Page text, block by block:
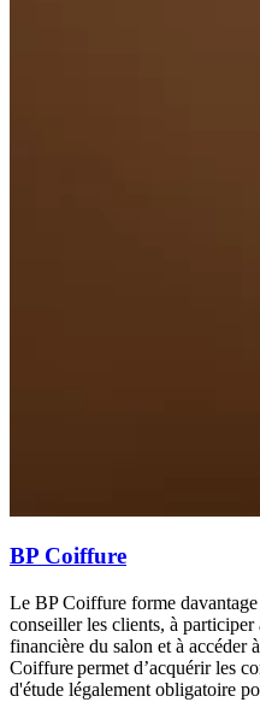
BP Coiffure
Le BP Coiffure forme
conseiller les clients, à
financière du salon et à accéder
Coiffure permet d’acquérir les
d'étude légalement obligatoire